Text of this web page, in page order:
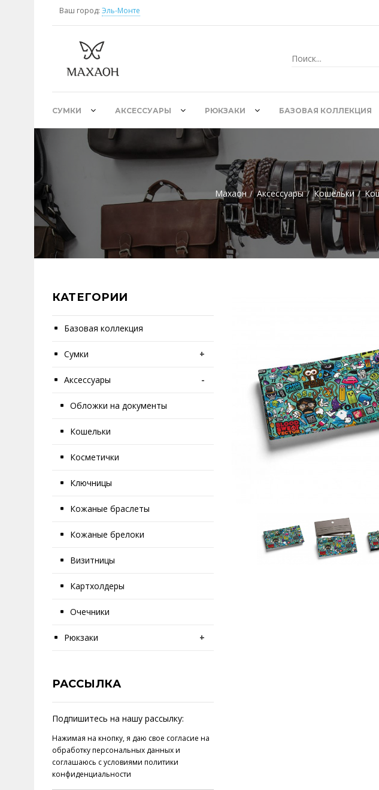
Ваш город: Эль-Монте
СУМКИ АКСЕССУАРЫ РЮКЗАКИ БАЗОВАЯ КОЛЛЕКЦИЯ
Махаон Аксессуары Кошельки
КАТЕГОРИИ
Базовая коллекция
Сумки +
Аксессуары -
Обложки на документы
Кошельки
Косметички
Ключницы
Кожаные браслеты
Кожаные брелоки
Визитницы
Картхолдеры
Очечники
Рюкзаки +
РАССЫЛКА
Подпишитесь на нашу рассылку:
Нажимая на кнопку, я даю свое согласие на
обработку персональных данныхи
соглашаюсь с условиями политики
конфиденциальности